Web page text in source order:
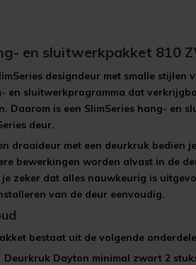
en sluitwerkpakket 810
designdeur met smalle
en sluitwerkprogramma dat
Daarom is een SlimSeries hang- en
deur.
draaideur met een deurkruk bedien
bewerkingen worden alvast in de
je zeker dat alles nauwkeurig is
van de deur eenvoudig.
bestaat uit de volgende
Deurkruk Dayton minimal zwart 2